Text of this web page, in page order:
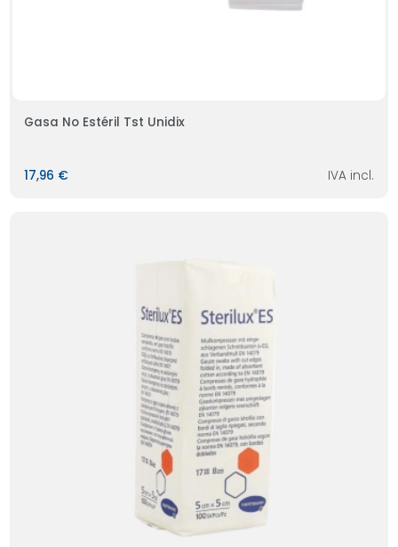
Gasa No Estéril Tst Unidix
17,96 € IVA incl.